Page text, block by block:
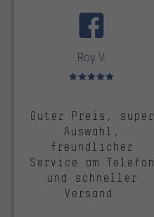
Roy V.
Bewertungen: 5 von 5
Guter Preis, super
Auswahl,
freundlicher
Service am Telefon
und schneller
Versand.